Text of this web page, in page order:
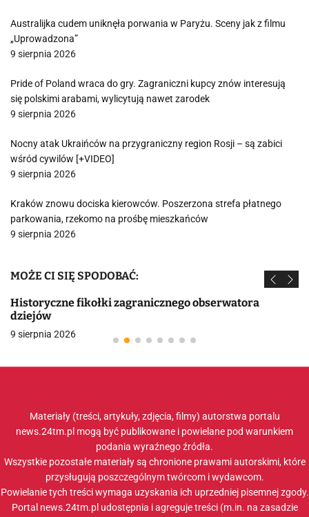
Australijka cudem uniknęła porwania w Paryżu. Sceny jak z filmu
„Uprowadzona”
9 sierpnia 2026
Pride of Poland wraca do gry. Zagraniczni kupcy znów interesują
się polskimi arabami, wylicytują nawet zarodek
9 sierpnia 2026
Nocny atak Ukraińców na przygraniczny region Rosji – są zabici
wśród cywilów [+VIDEO]
9 sierpnia 2026
Kraków znowu dociska kierowców. Poszerzona strefa płatnego
parkowania, rzekomo na prośbę mieszkańców
9 sierpnia 2026
MOŻE CI SIĘ SPODOBAĆ:
Historyczne fikołki zagranicznego obserwatora
dziejów
9 sierpnia 2026
Materiały (treści, artykuły, zdjęcia, filmy) autorstwa portalu
news.24tm.pl mogą być publikowane i powielane pod warunkiem
podania wyraźnego źródła.
Wszystkie pozostałe materiały są chronione prawami autorskimi, które
przysługują poszczególnym twórcom i wydawcom.
Powielanie tych treści wymaga uzyskania ich uprzedniej pisemnej zgody.
Portal news.24tm.pl udostępnia i agreguje treści (m.in. na zasadzie